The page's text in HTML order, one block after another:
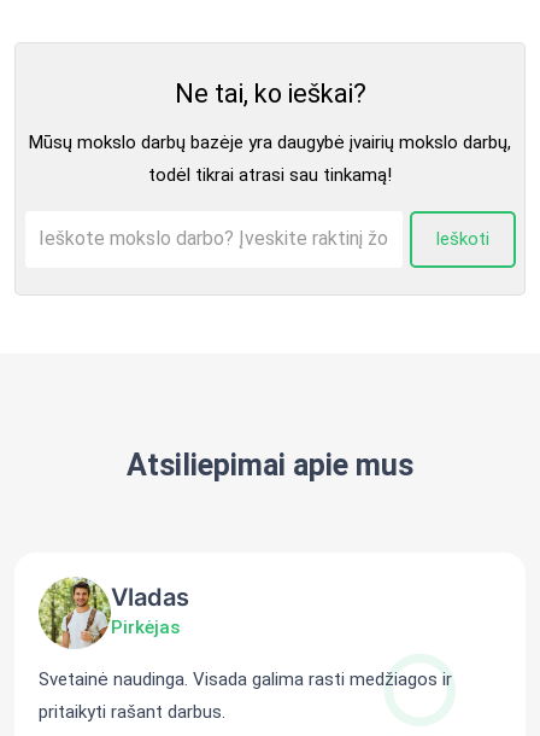
Ne tai, ko ieškai?
Mūsų mokslo darbų bazėje yra daugybė įvairių mokslo darbų,
todėl tikrai atrasi sau tinkamą!
Ieškoti
Atsiliepimai apie mus
Vladas
Pirkėjas
Svetainė naudinga. Visada galima rasti medžiagos ir
pritaikyti rašant darbus.